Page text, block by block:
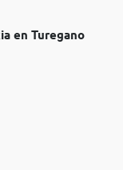
en Turegano